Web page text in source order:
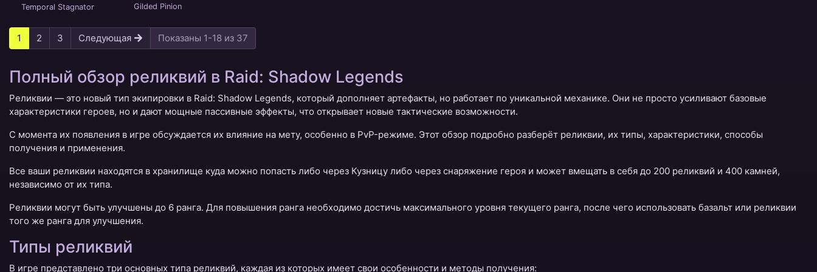
Temporal Stagnator Gilded Pinion
1 2 3 Следующая Показаны 1-18 из 37
Полный обзор реликвий в Raid: Shadow Legends
Реликвии — это новый тип экипировки в Raid: Shadow Legends, который дополняет артефакты, но работает по уникальной механике. Они не просто усиливают базовые
характеристики героев, но и дают мощные пассивные эффекты, что открывает новые тактические возможности.
С момента их появления в игре обсуждается их влияние на мету, особенно в PvP-режиме. Этот обзор подробно разберёт реликвии, их типы, характеристики, способы
получения и применения.
Все ваши реликвии находятся в хранилище куда можно попасть либо через Кузницу либо через снаряжение героя и может вмещать в себя до 200 реликвий и 400 камней,
независимо от их типа.
Реликвии могут быть улучшены до 6 ранга. Для повышения ранга необходимо достичь максимального уровня текущего ранга, после чего использовать базальт или реликвии
того же ранга для улучшения.
Типы реликвий
В игре представлено три основных типа реликвий, каждая из которых имеет свои особенности и методы получения: